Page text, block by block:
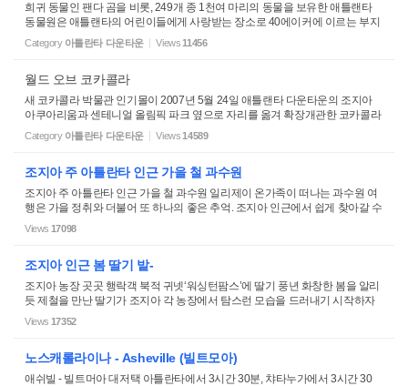
희귀 동물인 팬다 곰을 비롯, 249개 종 1천여 마리의 동물을 보유한 애틀랜타
동물원은 애틀랜타의 어린이들에게 사랑받는 장소로 40에이커에 이르는 부지
에 지난 1889년 조성됐다. 연간 방문객 수가 거의 1백만명에 이르는 애틀랜타
동물원은 다운타운 인근 ...
Category 아틀란타 다운타운 Views11456
월드 오브 코카콜라
새 코카콜라 박물관 인기몰이 2007년 5월 24일 애틀랜타 다운타운의 조지아
아쿠아리움과 센테니얼 올림픽 파크 옆으로 자리를 옮겨 확장개관한 코카콜라
박물관 ‘World of Coca-Cola'의 관람객수가 개관 2개월만에 25만명을 넘어섰
다. 코카콜라사...
Category 아틀란타 다운타운 Views14589
조지아 주 아틀란타 인근 가을 철 과수원
조지아 주 아틀란타 인근 가을 철 과수원 일리제이 온가족이 떠나는 과수원 여
행은 가을 정취와 더불어 또 하나의 좋은 추억. 조지아 인근에서 쉽게 찾아갈 수
있는 곳은 맛과 영양 만점의 사과 과수원. 조지아에서 가장 유명한 곳은 엘리제
Views 17098
조지아 인근 봄 딸기 밭-
조지아 농장 곳곳 행락객 북적 귀넷‘워싱턴팜스’에 딸기 풍년 화창한 봄을 알리
듯 제철을 만난 딸기가 조지아 각 농장에서 탐스런 모습을 드러내기 시작하자
가족들과 함께 인근 딸기 농장을 찾는 주민들이 부쩍 늘었다. 신선한 유기농 딸
Views 17352
노스캐롤라이나 - Asheville (빌트모아)
애쉬빌 - 빌트머아 대저택 아틀란타에서 3시간 30분, 챠타누가에서 3시간 30